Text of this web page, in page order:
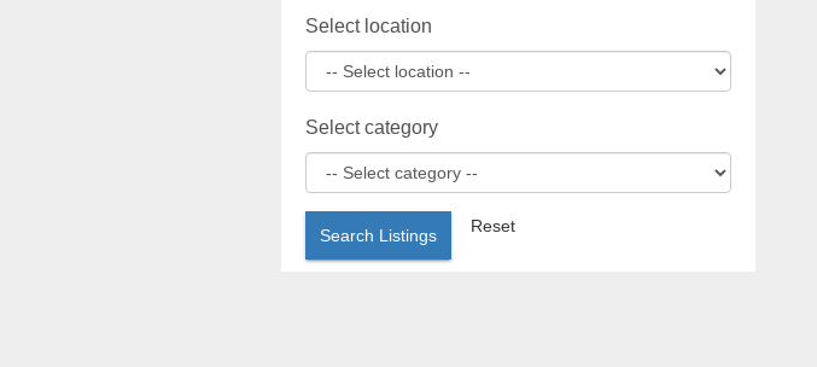
Select location
Select category
Search Listings Reset